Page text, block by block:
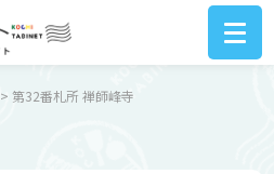
> 第32番札所 禅師峰寺